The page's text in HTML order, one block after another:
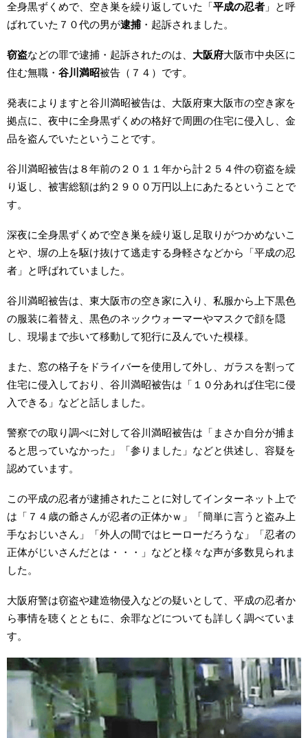
全身黒ずくめで、空き巣を繰り返していた「平成の忍者 」と呼
ばれていた７０代の男が逮捕 ・起訴されました。
窃盗などの罪で逮捕・起訴されたのは、 大阪府大阪市中央区に
住む無職・ 谷川満昭被告（７４）です。
発表によりますと谷川満昭被告は、大阪府東大阪市の空き家を
拠点に、夜中に全身黒ずくめの格好で周囲の住宅に侵入し、金
品を盗んでいたということです。
谷川満昭被告は８年前の２０１１年から計２５４件の窃盗を繰
り返し、被害総額は約２９００万円以上にあたるということで
す。
深夜に全身黒ずくめで空き巣を繰り返し足取りがつかめないこ
とや、塀の上を駆け抜けて逃走する身軽さなどから「平成の忍
者」と呼ばれていました。
谷川満昭被告は、東大阪市の空き家に入り、私服から上下黒色
の服装に着替え、黒色のネックウォーマーやマスクで顔を隠
し、現場まで歩いて移動して犯行に及んでいた模様。
また、窓の格子をドライバーを使用して外し、ガラスを割って
住宅に侵入しており、谷川満昭被告は「１０分あれば住宅に侵
入できる」などと話しました。
警察での取り調べに対して谷川満昭被告は「まさか自分が捕ま
ると思っていなかった」「参りました」などと供述し、容疑を
認めています。
この平成の忍者が逮捕されたことに対してインターネット上で
は「７４歳の爺さんが忍者の正体かｗ」「簡単に言うと盗み上
手なおじいさん」「外人の間ではヒーローだろうな」「忍者の
正体がじいさんだとは・・・」などと様々な声が多数見られま
した。
大阪府警は窃盗や建造物侵入などの疑いとして、平成の忍者か
ら事情を聴くとともに、余罪などについても詳しく調べていま
す。